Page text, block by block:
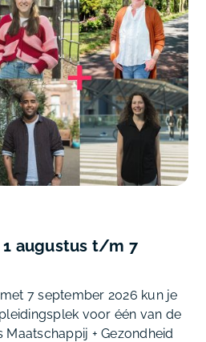
augustus t/m 7
7 september 2026 kun je
voor één van de
+ Gezondheid